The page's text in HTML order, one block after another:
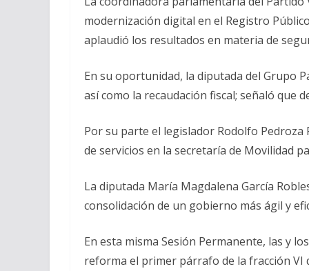
modernización digital en el Registro
aplaudió los resultados en materia de
En su oportunidad, la diputada del Grupo
así como la recaudación fiscal; señaló
Por su parte el legislador Rodolfo
de servicios en la secretaría de Movilidad
La diputada María Magdalena García
consolidación de un gobierno más ágil y
En esta misma Sesión Permanente, las y
reforma el primer párrafo de la fracción VI